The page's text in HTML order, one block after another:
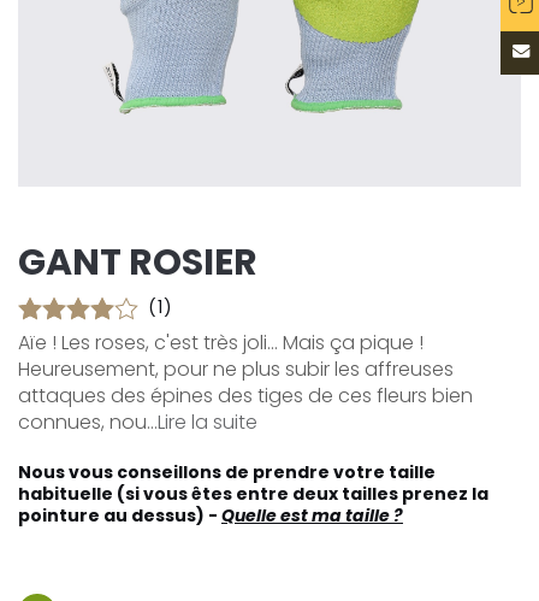
GANT ROSIER
(1)
Aïe ! Les roses, c'est très joli... Mais ça pique !
Heureusement, pour ne plus subir les affreuses
attaques des épines des tiges de ces fleurs bien
connues, nou...Lire la suite
Nous vous conseillons de prendre votre taille
habituelle (si vous êtes entre deux tailles prenez la
pointure au dessus) - Quelle est ma taille ?